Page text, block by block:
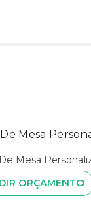
Mesa
ORÇAMENTO